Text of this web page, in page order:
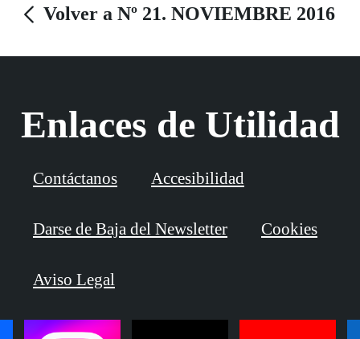
Volver a Nº 21. NOVIEMBRE 2016
Enlaces de Utilidad
Contáctanos Accesibilidad
Darse de Baja del Newsletter Cookies
Aviso Legal